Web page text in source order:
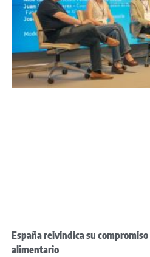
España reivindica su
alimentario